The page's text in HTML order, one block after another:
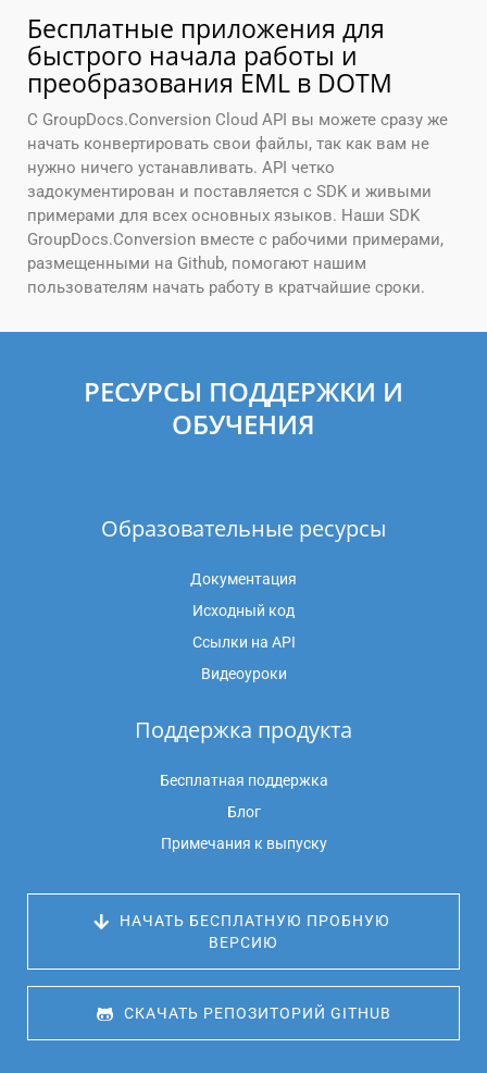
Бесплатные приложения для
быстрого начала работы и
преобразования EML в DOTM
С GroupDocs.Conversion Cloud API вы можете сразу же
начать конвертировать свои файлы, так как вам не
нужно ничего устанавливать. API четко
задокументирован и поставляется с SDK и живыми
примерами для всех основных языков. Наши SDK
GroupDocs.Conversion вместе с рабочими примерами,
размещенными на Github, помогают нашим
пользователям начать работу в кратчайшие сроки.
РЕСУРСЫ ПОДДЕРЖКИ И
ОБУЧЕНИЯ
Образовательные ресурсы
Документация
Исходный код
Ссылки на API
Видеоуроки
Поддержка продукта
Бесплатная поддержка
Блог
Примечания к выпуску
НАЧАТЬ БЕСПЛАТНУЮ ПРОБНУЮ
ВЕРСИЮ
СКАЧАТЬ РЕПОЗИТОРИЙ GITHUB